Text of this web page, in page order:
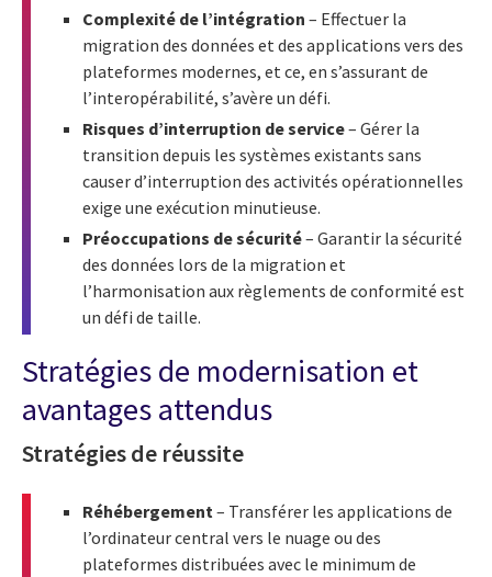
Complexité de l’intégration – Effectuer la
migration des données et des applications vers des
plateformes modernes, et ce, en s’assurant de
l’interopérabilité, s’avère un défi.
Risques d’interruption de service– Gérer la
transition depuis les systèmes existants sans
causer d’interruption des activités opérationnelles
exige une exécution minutieuse.
Préoccupations de sécurité– Garantir la sécurité
des données lors de la migration et
l’harmonisation aux règlements de conformité est
un défi de taille.
Stratégies de modernisation et
avantages attendus
Stratégies de réussite
Réhébergement – Transférer les applications de
l’ordinateur central vers le nuage ou des
plateformes distribuées avec le minimum de